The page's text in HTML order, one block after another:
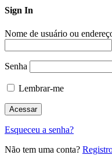
Sign In
Nome de usuário ou
Senha
Lembrar-me
Esqueceu a senha?
Não tem uma conta?